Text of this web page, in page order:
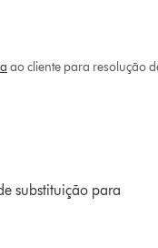
ao cliente para resolução
substituição para